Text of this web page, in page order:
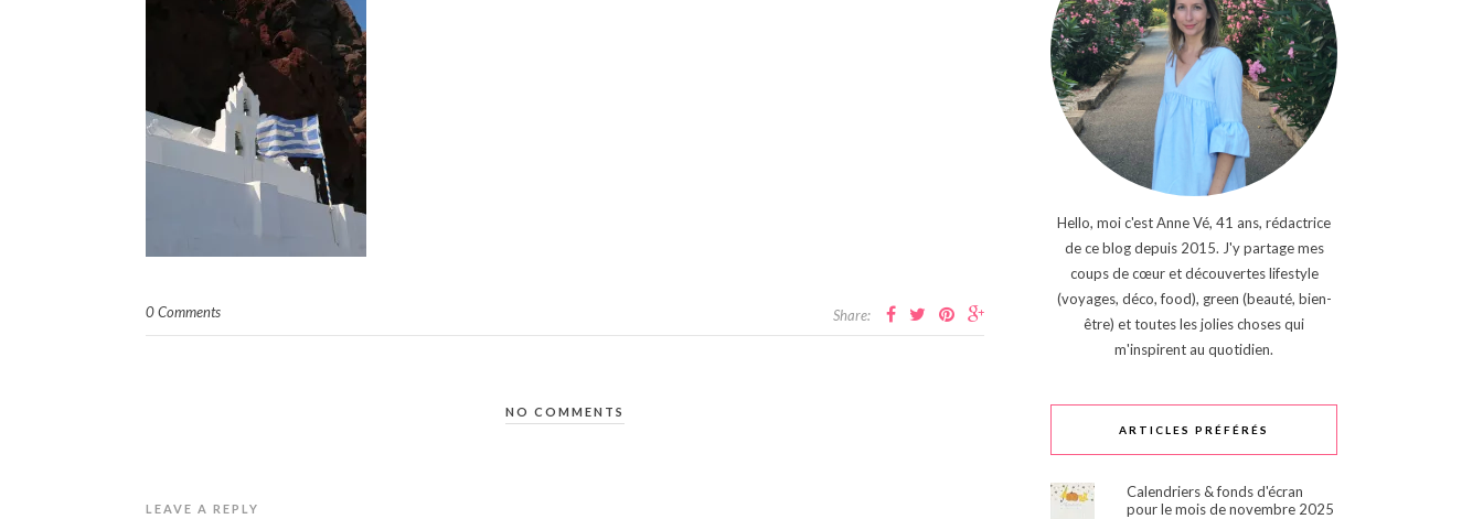
0 Comments Share:
NO COMMENTS
LEAVE A REPLY
Hello, moi c'est Anne Vé, 41 ans, rédactrice
de ce blog depuis 2015. J'y partage mes
coups de cœur et découvertes lifestyle
(voyages, déco, food), green (beauté, bien-
être) et toutes les jolies choses qui
m'inspirent au quotidien.
ARTICLES PRÉFÉRÉS
Calendriers & fonds d'écran
pour le mois de novembre 2025